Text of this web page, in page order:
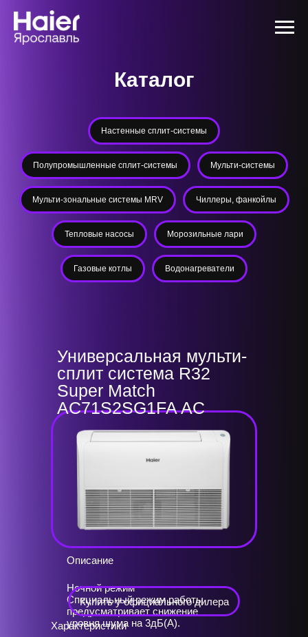
Каталог
Настенные сплит-системы
Полупромышленные сплит-системы Мульти-системы
Мульти-зональные системы MRV Чиллеры, фанкойлы
Тепловые насосы Морозильные лари
Газовые котлы Водонагреватели
Характеристики
Ночной режим
Специальный режим работы
предусматривает снижение
уровня шума на 3дБ(А).
Описание
Универсальная мульти-
сплит система R32
Super Match
AC71S2SG1FA AC
Купить у официального дилера